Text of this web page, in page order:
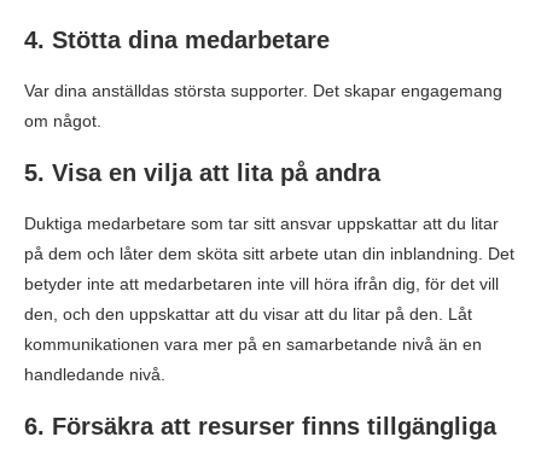
4. Stötta dina medarbetare
Var dina anställdas största supporter. Det skapar engagemang
om något.
5. Visa en vilja att lita på andra
Duktiga medarbetare som tar sitt ansvar uppskattar att du litar
på dem och låter dem sköta sitt arbete utan din inblandning. Det
betyder inte att medarbetaren inte vill höra ifrån dig, för det vill
den, och den uppskattar att du visar att du litar på den. Låt
kommunikationen vara mer på en samarbetande nivå än en
handledande nivå.
6. Försäkra att resurser finns tillgängliga